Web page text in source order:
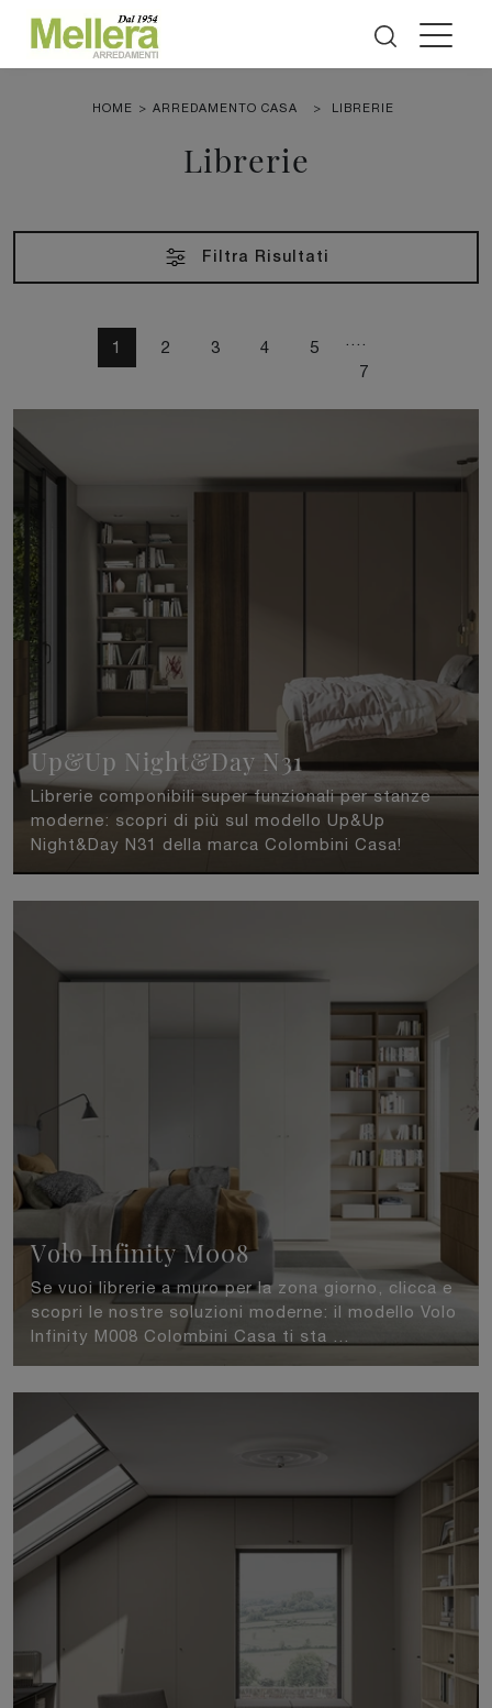
HOME > ARREDAMENTO CASA > LIBRERIE
Librerie
Filtra Risultati
1 2 3 4 5
....
7
Up&Up Night&Day N31
Librerie componibili super funzionali per stanze
moderne: scopri di più sul modello Up&Up
Night&Day N31 della marca Colombini Casa!
Volo Infinity M008
Se vuoi librerie a muro per la zona giorno, clicca e
scopri le nostre soluzioni moderne: il modello Volo
Infinity M008 Colombini Casa ti sta ...